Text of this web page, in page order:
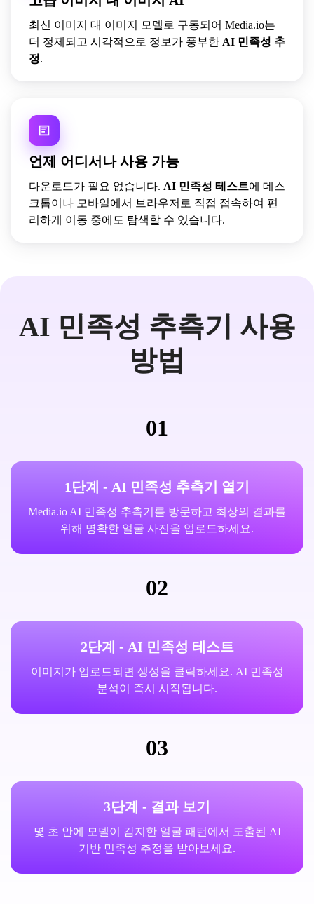
최신 이미지 대 이미지 모델로 구동되어 Media.io는
더 정제되고 시각적으로 정보가 풍부한 AI 민족성 추
정.
언제 어디서나 사용 가능
다운로드가 필요 없습니다. AI 민족성 테스트에 데스
크톱이나 모바일에서 브라우저로 직접 접속하여 편
리하게 이동 중에도 탐색할 수 있습니다.
AI 민족성 추측기 사용
방법
01
1단계 - AI 민족성 추측기 열기
Media.io AI 민족성 추측기를 방문하고 최상의 결과를
위해 명확한 얼굴 사진을 업로드하세요.
02
2단계 - AI 민족성 테스트
이미지가 업로드되면 생성을 클릭하세요. AI 민족성
분석이 즉시 시작됩니다.
03
3단계 - 결과 보기
몇 초 안에 모델이 감지한 얼굴 패턴에서 도출된 AI
기반 민족성 추정을 받아보세요.